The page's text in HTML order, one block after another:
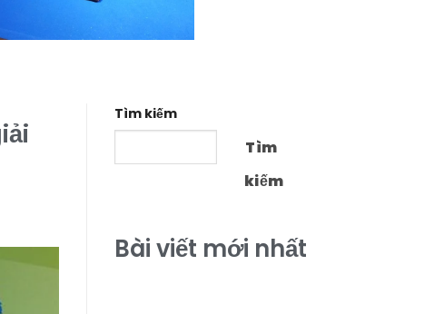
Tìm kiếm
Tìm
kiếm
Bài viết mới nhất